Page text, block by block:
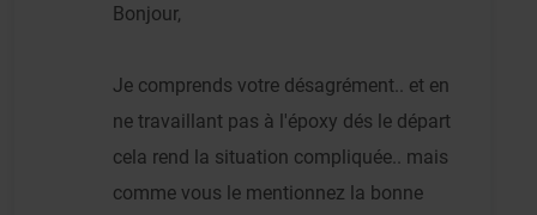
Bonjour,
Je comprends votre désagrément.. et en
ne travaillant pas à l'époxy dés le départ
cela rend la situation compliquée.. mais
comme vous le mentionnez la bonne